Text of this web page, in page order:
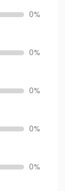
0%
0%
0%
0%
0%